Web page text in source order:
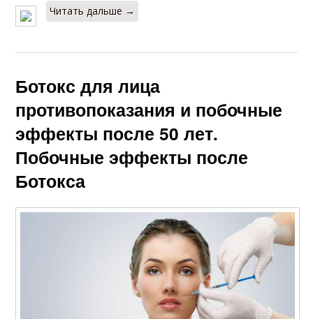
Читать дальше →
Ботокс для лица
противопоказания и побочные
эффекты после 50 лет.
Побочные эффекты после
Ботокса